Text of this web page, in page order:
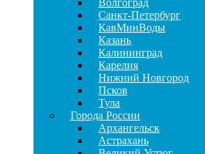
Волгоград
Санкт-Петербург
КавМинВоды
Казань
Калининград
Карелия
Нижний Новгород
Псков
Тула
Города России
Архангельск
Астрахань